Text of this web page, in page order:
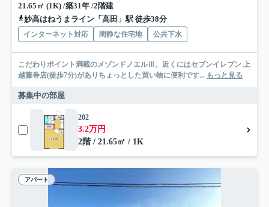
21.65㎡ (1K) /築31年 /2階建
妙高はねうまライン「高田」駅 徒歩38分
インターネット対応 閑静な住宅地 公共下水
こだわりポイント満載のメゾンドノエルⅢ。近くにはセブンイレブン 上
越藤巻店(徒歩7分)がありちょっとした買い物に便利です... もっと見る
募集中の部屋
202
3.2万円
2階 / 21.65㎡ / 1K
アパート